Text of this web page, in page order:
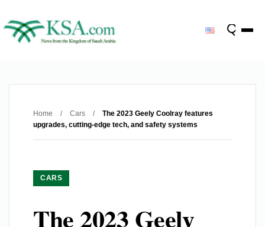
Home / Cars /
The 2023 Geely Coolray features
upgrades, cutting-edge tech, and safety systems
CARS
The 2023 Geely